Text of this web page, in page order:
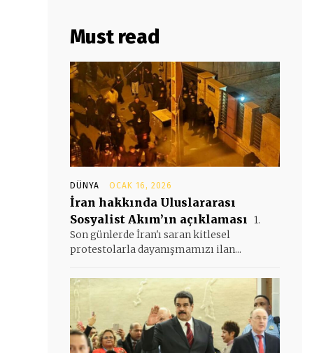
Must read
DÜNYA OCAK 16, 2026
İran hakkında Uluslararası
Sosyalist Akım’ın açıklaması 1.
Son günlerde İran'ı saran kitlesel
protestolarla dayanışmamızı ilan...